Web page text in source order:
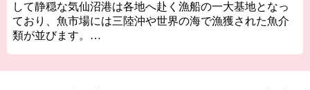
して静穏な気仙沼港は各地へ赴く漁船の一大基地となっ
ており、魚市場には三陸沖や世界の海で漁獲された魚介
類が並びます。